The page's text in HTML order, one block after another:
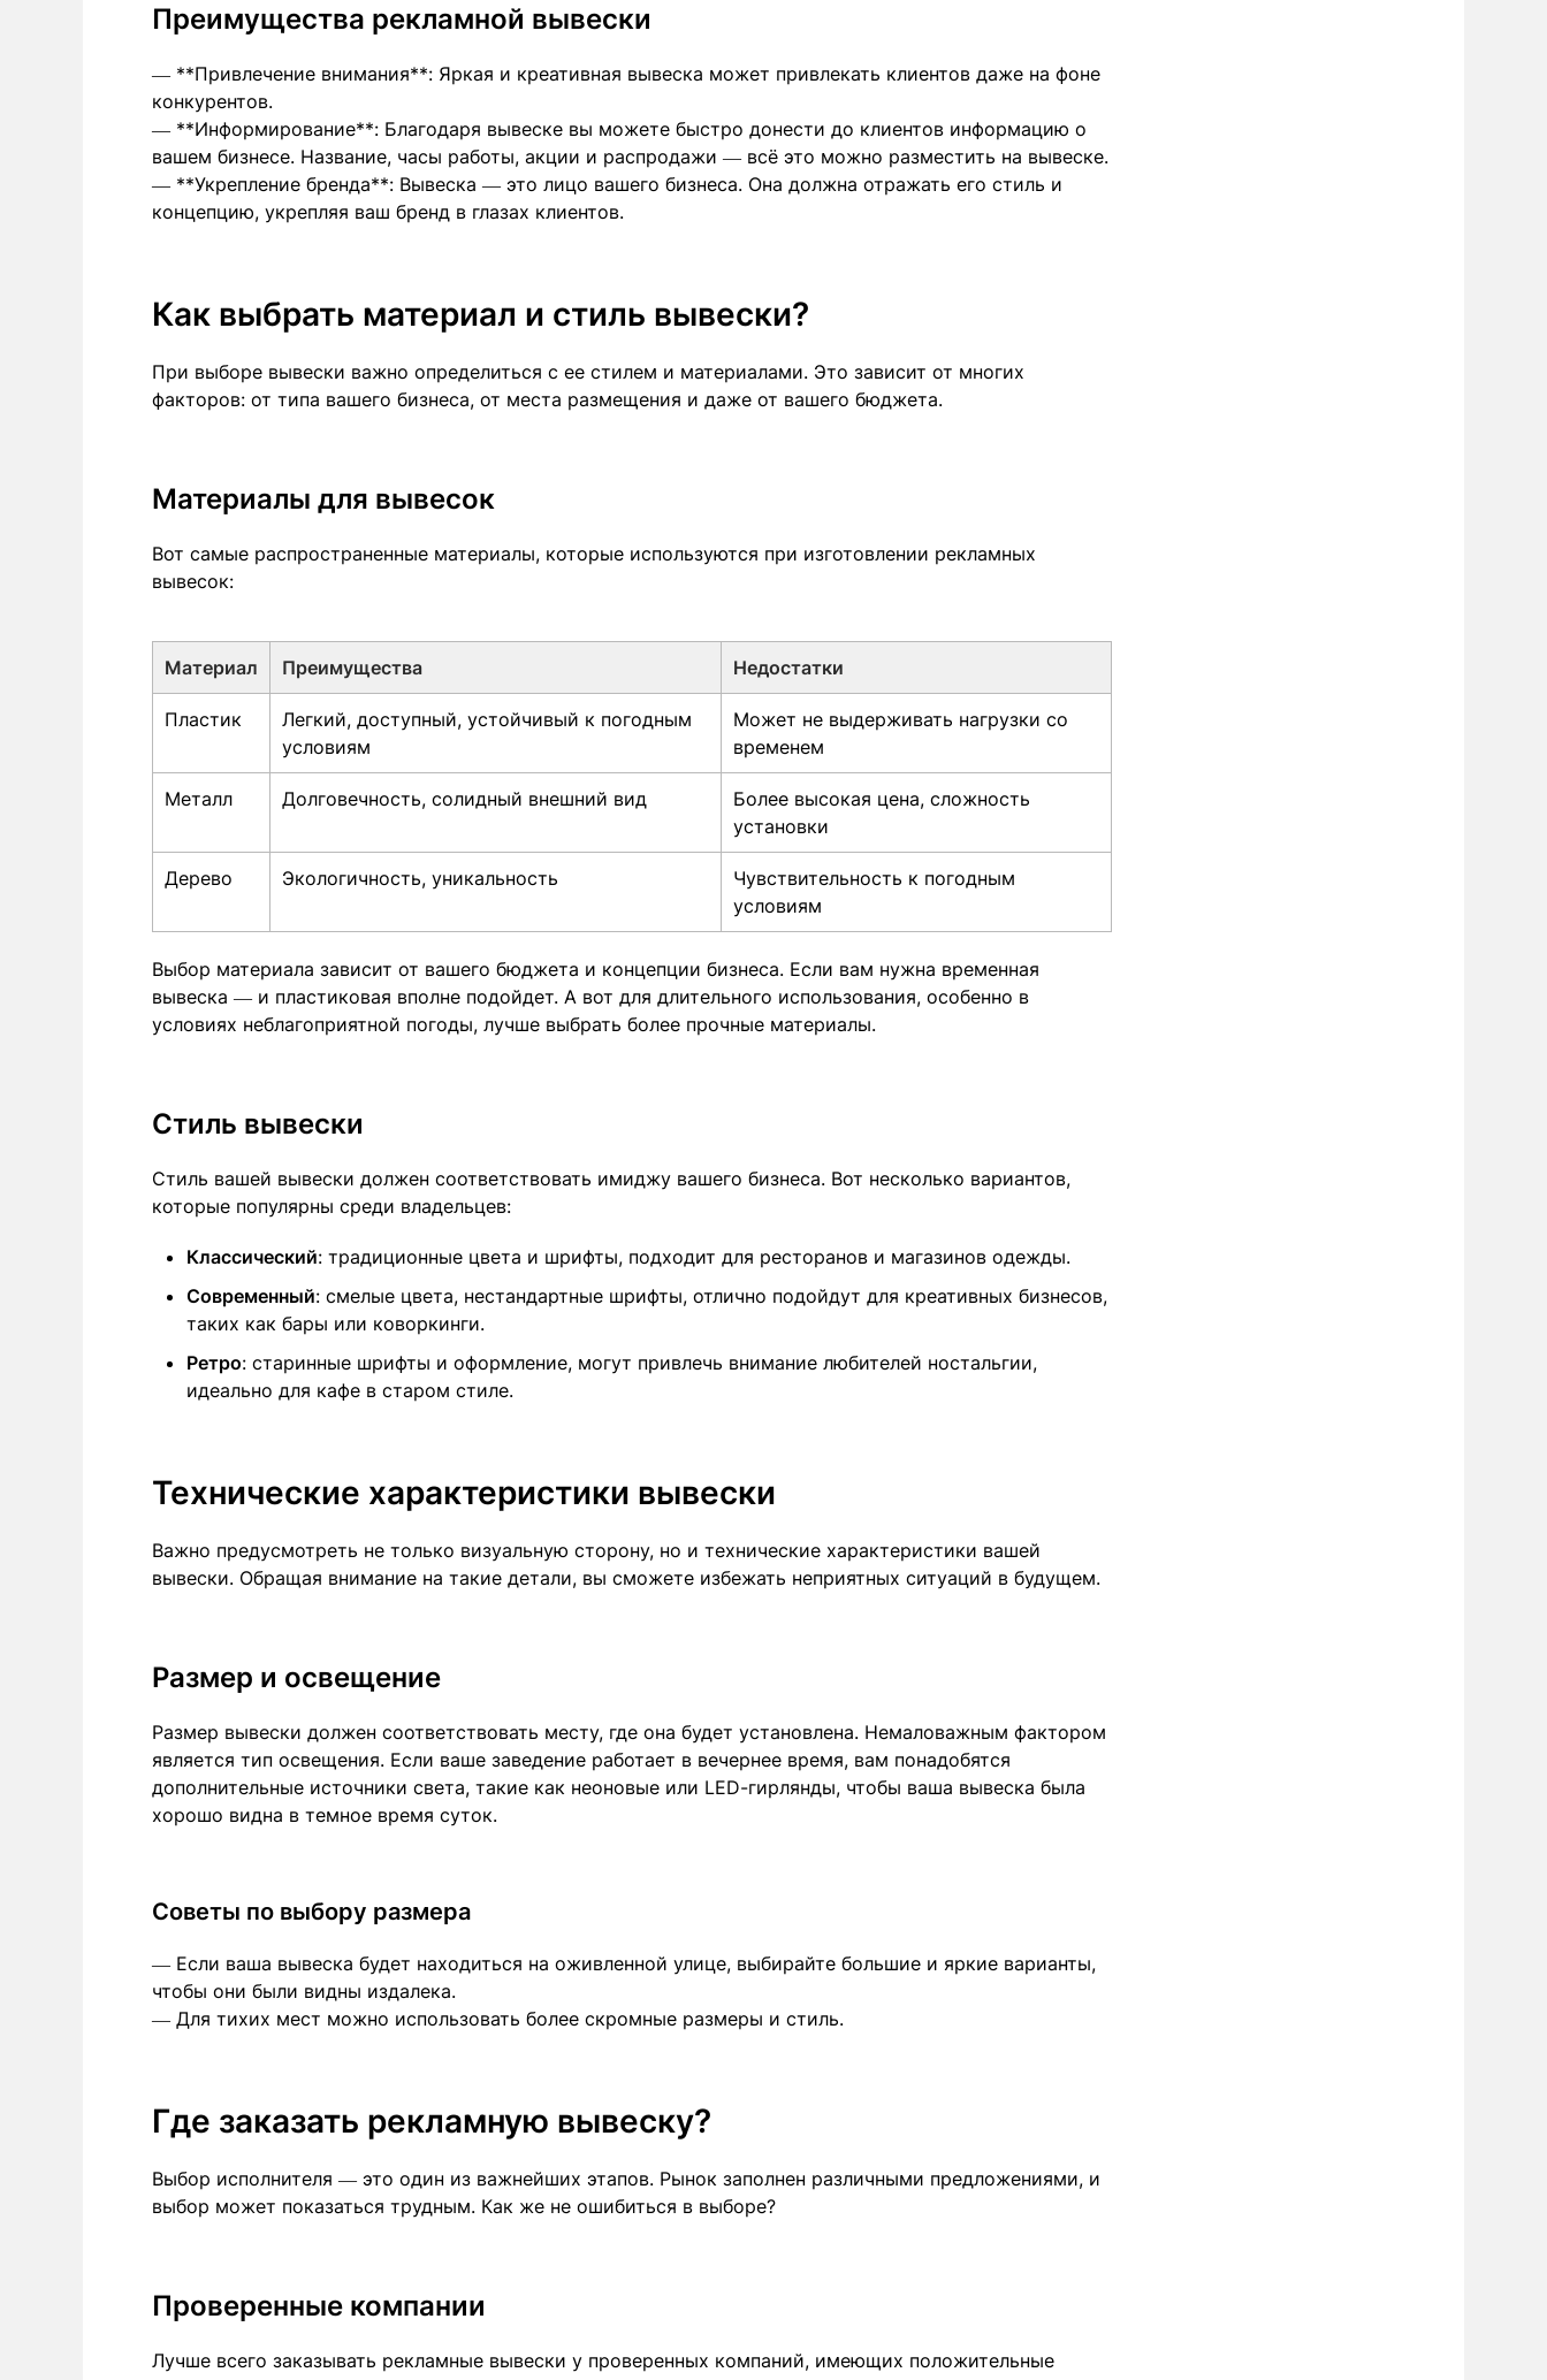
Преимущества рекламной вывески
— **Привлечение внимания**: Яркая и креативная вывеска может привлекать клиентов даже на фоне
конкурентов.
— **Информирование**: Благодаря вывеске вы можете быстро донести до клиентов информацию о
вашем бизнесе. Название, часы работы, акции и распродажи — всё это можно разместить на вывеске.
— **Укрепление бренда**: Вывеска — это лицо вашего бизнеса. Она должна отражать его стиль и
концепцию, укрепляя ваш бренд в глазах клиентов.
Как выбрать материал и стиль вывески?
При выборе вывески важно определиться с ее стилем и материалами. Это зависит от многих
факторов: от типа вашего бизнеса, от места размещения и даже от вашего бюджета.
Материалы для вывесок
Вот самые распространенные материалы, которые используются при изготовлении рекламных
вывесок:
Материал Преимущества Недостатки
Пластик
Легкий, доступный, устойчивый к погодным
условиям
Может не выдерживать нагрузки со
временем
Металл Долговечность, солидный внешний вид
Более высокая цена, сложность
установки
Дерево Экологичность, уникальность
Чувствительность к погодным
условиям
Выбор материала зависит от вашего бюджета и концепции бизнеса. Если вам нужна временная
вывеска — и пластиковая вполне подойдет. А вот для длительного использования, особенно в
условиях неблагоприятной погоды, лучше выбрать более прочные материалы.
Стиль вывески
Стиль вашей вывески должен соответствовать имиджу вашего бизнеса. Вот несколько вариантов,
которые популярны среди владельцев:
Классический: традиционные цвета и шрифты, подходит для ресторанов и магазинов одежды.
Современный: смелые цвета, нестандартные шрифты, отлично подойдут для креативных бизнесов,
таких как бары или коворкинги.
Ретро: старинные шрифты и оформление, могут привлечь внимание любителей ностальгии,
идеально для кафе в старом стиле.
Технические характеристики вывески
Важно предусмотреть не только визуальную сторону, но и технические характеристики вашей
вывески. Обращая внимание на такие детали, вы сможете избежать неприятных ситуаций в будущем.
Размер и освещение
Размер вывески должен соответствовать месту, где она будет установлена. Немаловажным фактором
является тип освещения. Если ваше заведение работает в вечернее время, вам понадобятся
дополнительные источники света, такие как неоновые или LED-гирлянды, чтобы ваша вывеска была
хорошо видна в темное время суток.
Советы по выбору размера
— Если ваша вывеска будет находиться на оживленной улице, выбирайте большие и яркие варианты,
чтобы они были видны издалека.
— Для тихих мест можно использовать более скромные размеры и стиль.
Где заказать рекламную вывеску?
Выбор исполнителя — это один из важнейших этапов. Рынок заполнен различными предложениями, и
выбор может показаться трудным. Как же не ошибиться в выборе?
Проверенные компании
Лучше всего заказывать рекламные вывески у проверенных компаний, имеющих положительные